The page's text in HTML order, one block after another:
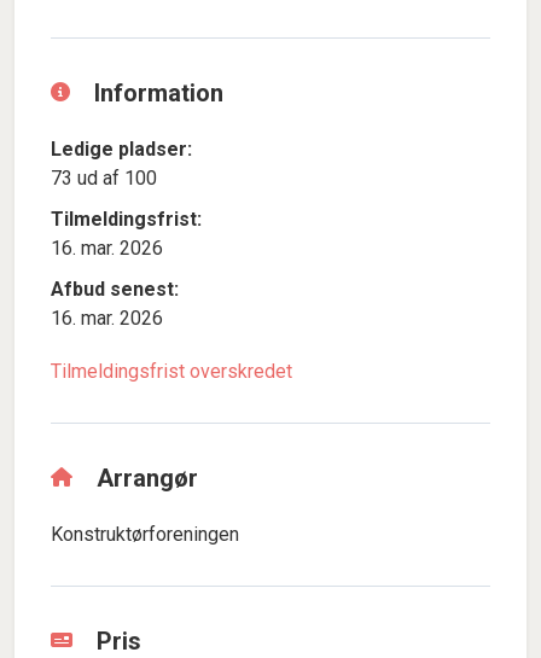
Information
Ledige pladser:
73 ud af 100
Tilmeldingsfrist:
16. mar. 2026
Afbud senest:
16. mar. 2026
Tilmeldingsfrist overskredet
Arrangør
Konstruktørforeningen
Pris